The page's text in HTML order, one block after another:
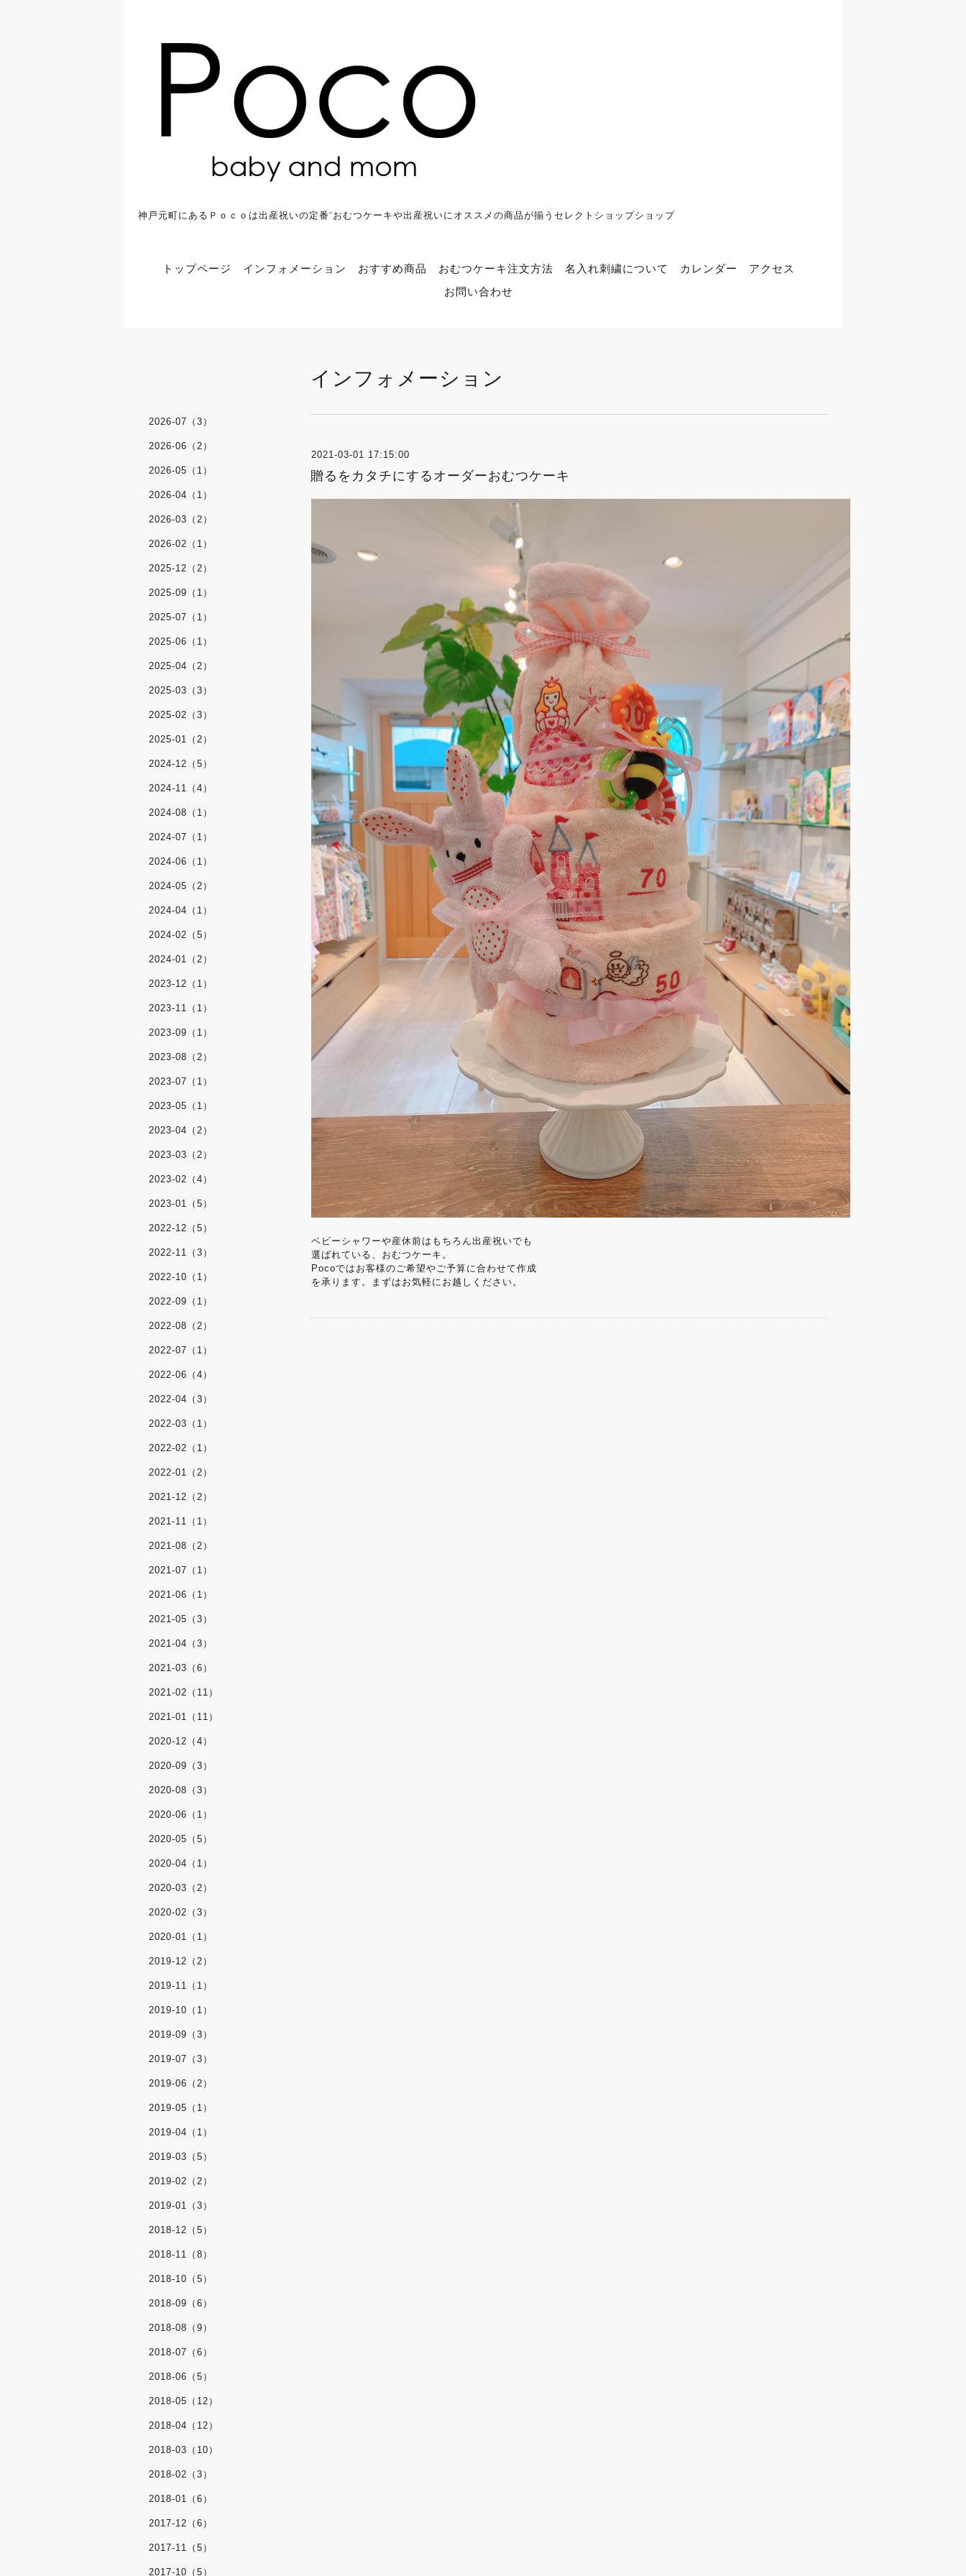
神戸元町にあるＰｏｃｏは出産祝いの定番”おむつケーキや出産祝いにオススメの商品が揃うセレクトショップショップ
トップページ インフォメーション おすすめ商品 おむつケーキ注文方法 名入れ刺繍について カレンダー
アクセス
お問い合わせ
インフォメーション
2021-03-01 17:15:00
贈るをカタチにするオーダーおむつケーキ
ベビーシャワーや産休前はもちろん出産祝いでも
選ばれている、おむつケーキ。
Pocoではお客様のご希望やご予算に合わせて作成
を承ります。まずはお気軽にお越しください。
2026-07（3）
2026-06（2）
2026-05（1）
2026-04（1）
2026-03（2）
2026-02（1）
2025-12（2）
2025-09（1）
2025-07（1）
2025-06（1）
2025-04（2）
2025-03（3）
2025-02（3）
2025-01（2）
2024-12（5）
2024-11（4）
2024-08（1）
2024-07（1）
2024-06（1）
2024-05（2）
2024-04（1）
2024-02（5）
2024-01（2）
2023-12（1）
2023-11（1）
2023-09（1）
2023-08（2）
2023-07（1）
2023-05（1）
2023-04（2）
2023-03（2）
2023-02（4）
2023-01（5）
2022-12（5）
2022-11（3）
2022-10（1）
2022-09（1）
2022-08（2）
2022-07（1）
2022-06（4）
2022-04（3）
2022-03（1）
2022-02（1）
2022-01（2）
2021-12（2）
2021-11（1）
2021-08（2）
2021-07（1）
2021-06（1）
2021-05（3）
2021-04（3）
2021-03（6）
2021-02（11）
2021-01（11）
2020-12（4）
2020-09（3）
2020-08（3）
2020-06（1）
2020-05（5）
2020-04（1）
2020-03（2）
2020-02（3）
2020-01（1）
2019-12（2）
2019-11（1）
2019-10（1）
2019-09（3）
2019-07（3）
2019-06（2）
2019-05（1）
2019-04（1）
2019-03（5）
2019-02（2）
2019-01（3）
2018-12（5）
2018-11（8）
2018-10（5）
2018-09（6）
2018-08（9）
2018-07（6）
2018-06（5）
2018-05（12）
2018-04（12）
2018-03（10）
2018-02（3）
2018-01（6）
2017-12（6）
2017-11（5）
2017-10（5）